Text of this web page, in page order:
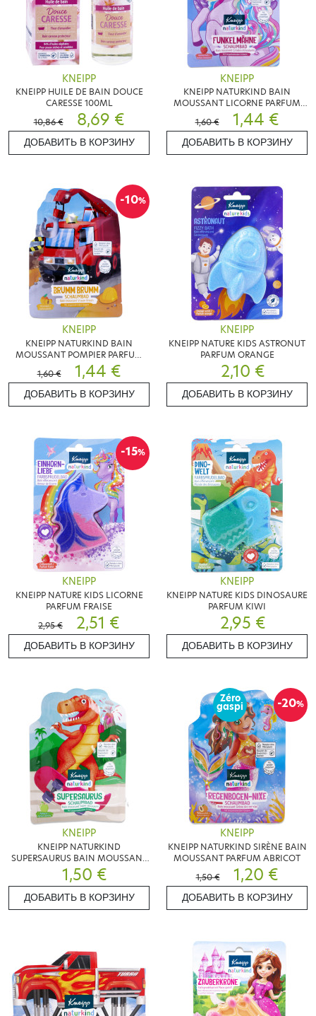
KNEIPP
KNEIPP HUILE DE BAIN DOUCE
CARESSE 100ML
10,86 €
8,69 €
ДОБАВИТЬ В КОРЗИНУ
KNEIPP
KNEIPP NATURKIND BAIN
MOUSSANT LICORNE PARFUM
FRAMBOISE
1,60 € 1,44 €
ДОБАВИТЬ В КОРЗИНУ
-10%
KNEIPP
KNEIPP NATURKIND BAIN
MOUSSANT POMPIER PARFUM
PÊCHE
1,60 € 1,44 €
ДОБАВИТЬ В КОРЗИНУ
KNEIPP
KNEIPP NATURE KIDS ASTRONUT
PARFUM ORANGE
2,10 €
ДОБАВИТЬ В КОРЗИНУ
-15%
KNEIPP
KNEIPP NATURE KIDS LICORNE
PARFUM FRAISE
2,95 €
2,51 €
ДОБАВИТЬ В КОРЗИНУ
KNEIPP
KNEIPP NATURE KIDS DINOSAURE
PARFUM KIWI
2,95 €
ДОБАВИТЬ В КОРЗИНУ
KNEIPP
KNEIPP NATURKIND
SUPERSAURUS BAIN MOUSSANT
PARFUM POMME
1,50 €
ДОБАВИТЬ В КОРЗИНУ
-20%
Zéro
gaspi
KNEIPP
KNEIPP NATURKIND SIRÈNE BAIN
MOUSSANT PARFUM ABRICOT
1,50 €
1,20 €
ДОБАВИТЬ В КОРЗИНУ